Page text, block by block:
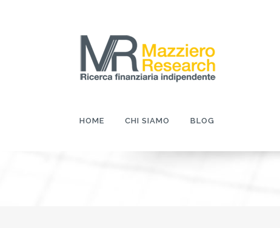
HOME CHI SIAMO BLOG